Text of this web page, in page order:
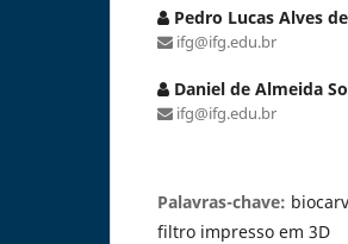
Pedro Lucas Alves
ifg@ifg.edu.br
Daniel de Almeida
ifg@ifg.edu.br
Palavras-chave:
filtro impresso em 3D